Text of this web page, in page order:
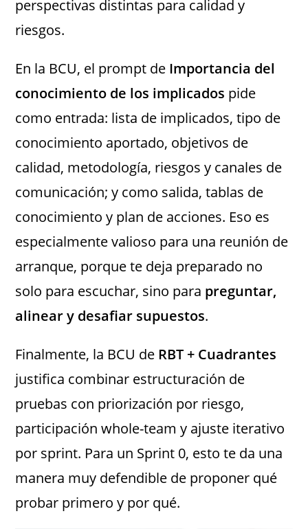
perspectivas distintas para calidad y
riesgos.
En la BCU, el prompt de Importancia del
conocimiento de los implicados pide
como entrada: lista de implicados, tipo de
conocimiento aportado, objetivos de
calidad, metodología, riesgos y canales de
comunicación; y como salida, tablas de
conocimiento y plan de acciones. Eso es
especialmente valioso para una reunión de
arranque, porque te deja preparado no
solo para escuchar, sino para preguntar,
alinear y desafiar supuestos.
Finalmente, la BCU de RBT + Cuadrantes
justifica combinar estructuración de
pruebas con priorización por riesgo,
participación whole-team y ajuste iterativo
por sprint. Para un Sprint 0, esto te da una
manera muy defendible de proponer qué
probar primero y por qué.